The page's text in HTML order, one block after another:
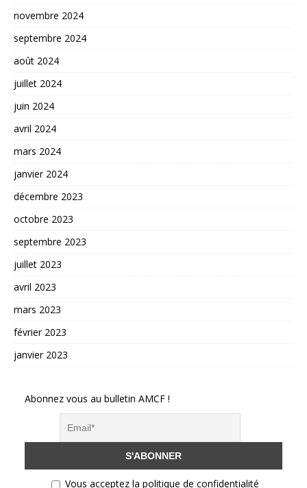
novembre 2024
septembre 2024
août 2024
juillet 2024
juin 2024
avril 2024
mars 2024
janvier 2024
décembre 2023
octobre 2023
septembre 2023
juillet 2023
avril 2023
mars 2023
février 2023
janvier 2023
Abonnez vous au bulletin AMCF !
Vous acceptez la politique de confidentialité